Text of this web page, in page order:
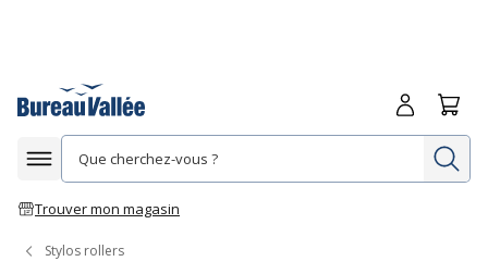
Afficher la navigation
Trouver mon magasin
Me
Stylos rollers